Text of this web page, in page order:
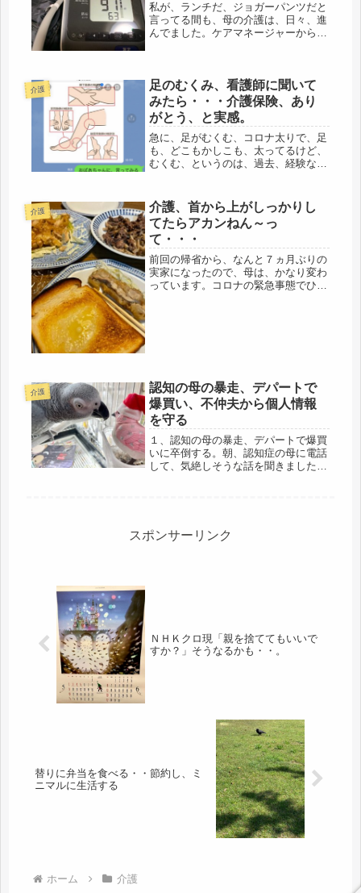
私が、ランチだ、ジョガーパンツだと
言ってる間も、母の介護は、日々、進
んでました。ケアマネージャーから連
いるのですから、それでは、筋が通ら
な...
介護
足のむくみ、看護師に聞いて
みたら・・・介護保険、あり
がとう、と実感。
急に、足がむくむ、コロナ太りで、足
も、どこもかしこも、太ってるけど、
むくむ、というのは、過去、経験ない
が、足が急にむくんできた、というの
で、色々とググッても、あんまりよく
ない...
介護
介護、首から上がしっかりし
てたらアカンねん～っ
て・・・
前回の帰省から、なんと７ヵ月ぶりの
実家になったので、母は、かなり変わ
っています。コロナの緊急事態でひど
介護
認知の母の暴走、デパートで
爆買い、不仲夫から個人情報
を守る
１、認知の母の暴走、デパートで爆買
いに卒倒する。朝、認知症の母に電話
して、気絶しそうな話を聞きました。
スポンサーリンク
ＮＨＫクロ現「親を捨ててもいいで
すか？」そうなるかも・・。
替りに弁当を食べる・・節約し、ミ
ニマルに生活する
ホーム 介護